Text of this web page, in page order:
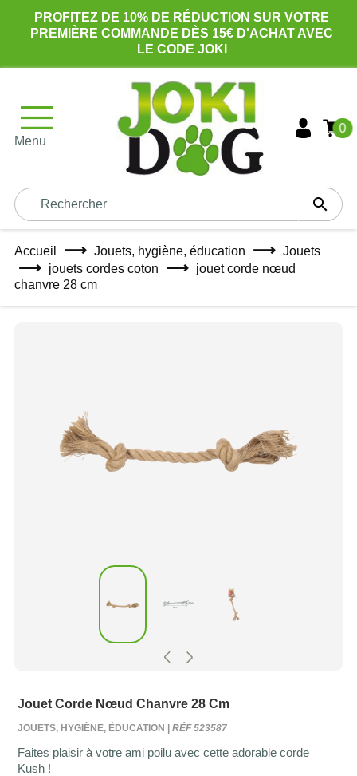
PROFITEZ DE 10% DE RÉDUCTION SUR VOTRE
PREMIÈRE COMMANDE DÈS 15€ D'ACHAT AVEC
LE CODE JOKI
Menu

0
Accueil Jouets, hygiène, éducation
Jouets
jouets cordes coton
jouet corde nœud
chanvre 28 cm
Jouet Corde Nœud Chanvre 28 Cm
JOUETS, HYGIÈNE, ÉDUCATION | RÉF 523587
Faites plaisir à votre ami poilu avec cette adorable corde
Kush !